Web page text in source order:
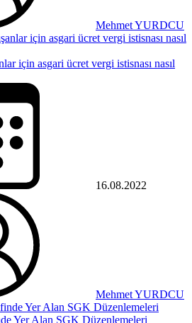
Mehmet YURDCU
için asgari ücret vergi istisnası nasıl
16.08.2022
Mehmet YURDCU
Yer Alan SGK Düzenlemeleri